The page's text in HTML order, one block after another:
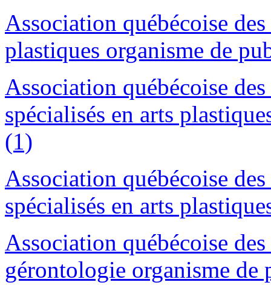
Association québécoise
plastiques organisme de
Association québécoise
spécialisés en arts
(1)
Association québécoise
spécialisés en arts
Association québécoise
gérontologie organisme